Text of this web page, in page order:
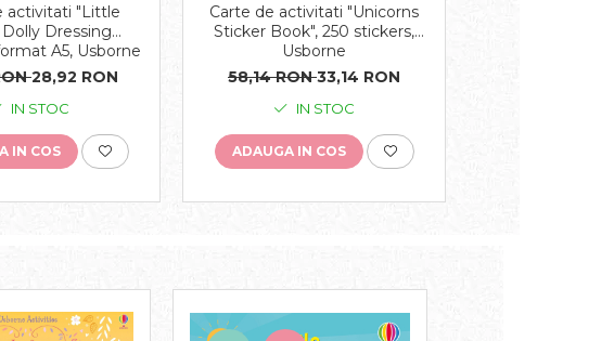
activitati "Little
Dressing
A5, Usborne
28,92 RON
IN STOC
IN COS
Carte de activitati "Unicorns
Sticker Book", 250 stickers,
Usborne
58,14 RON33,14 RON
IN STOC
ADAUGA IN COS